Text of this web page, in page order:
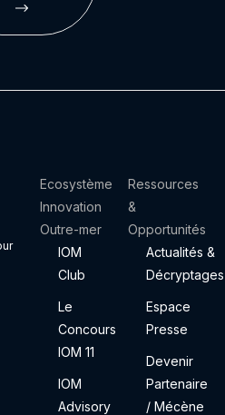
Ecosystème
Innovation
Outre-mer
IOM
Club
Le
Concours
IOM 11
IOM
Advisory
Ressources
&
Opportunités
Actualités &
Décryptages
Espace
Presse
Devenir
Partenaire
/ Mécène